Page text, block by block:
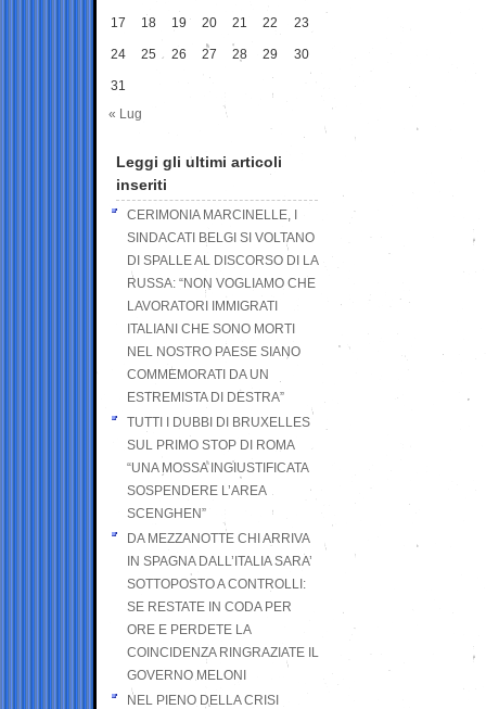
17 18 19 20 21 22 23
24 25 26 27 28 29 30
31
« Lug
Leggi gli ultimi articoli
inseriti
CERIMONIA MARCINELLE, I
SINDACATI BELGI SI VOLTANO
DI SPALLE AL DISCORSO DI LA
RUSSA: “NON VOGLIAMO CHE
LAVORATORI IMMIGRATI
ITALIANI CHE SONO MORTI
NEL NOSTRO PAESE SIANO
COMMEMORATI DA UN
ESTREMISTA DI DESTRA”
TUTTI I DUBBI DI BRUXELLES
SUL PRIMO STOP DI ROMA
“UNA MOSSA INGIUSTIFICATA
SOSPENDERE L’AREA
SCENGHEN”
DA MEZZANOTTE CHI ARRIVA
IN SPAGNA DALL’ITALIA SARA’
SOTTOPOSTO A CONTROLLI:
SE RESTATE IN CODA PER
ORE E PERDETE LA
COINCIDENZA RINGRAZIATE IL
GOVERNO MELONI
NEL PIENO DELLA CRISI